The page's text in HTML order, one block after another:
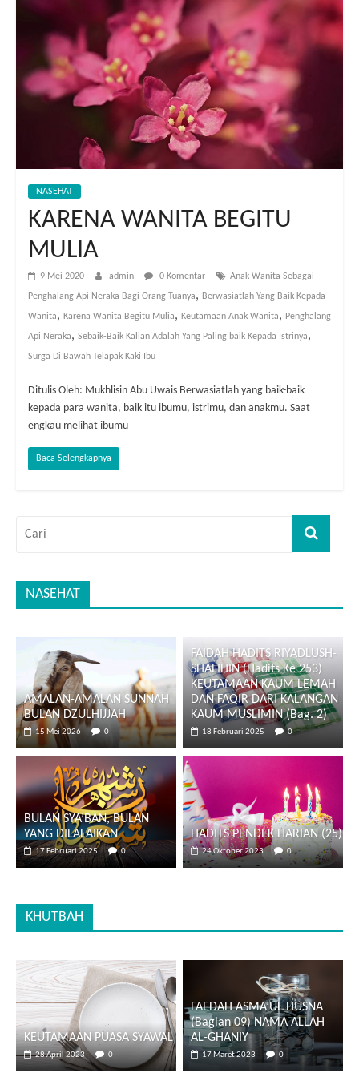
NASEHAT
KARENA WANITA BEGITU
MULIA
9 Mei 2020 admin 0 Komentar Anak Wanita Sebagai
Penghalang Api Neraka Bagi Orang Tuanya, Berwasiatlah Yang Baik Kepada
Wanita, Karena Wanita Begitu Mulia, Keutamaan Anak Wanita, Penghalang
Api Neraka, Sebaik-Baik Kalian Adalah Yang Paling baik Kepada Istrinya,
Surga Di Bawah Telapak Kaki Ibu
Ditulis Oleh: Mukhlisin Abu Uwais Berwasiatlah yang baik-baik
kepada para wanita, baik itu ibumu, istrimu, dan anakmu. Saat
engkau melihat ibumu
Baca Selengkapnya
NASEHAT
AMALAN-AMALAN SUNNAH
BULAN DZULHIJJAH
15 Mei 2026 0
FAIDAH HADITS RIYADLUSH-
SHALIHIN (Hadits Ke 253)
KEUTAMAAN KAUM LEMAH
DAN FAQIR DARI KALANGAN
KAUM MUSLIMIN (Bag. 2)
18 Februari 2025 0
BULAN SYA’BAN, BULAN
YANG DILALAIKAN
17 Februari 2025 0
HADITS PENDEK HARIAN (25)
24 Oktober 2023 0
KHUTBAH
KEUTAMAAN PUASA SYAWAL
28 April 2023 0
FAEDAH ASMA’UL HUSNA
(Bagian 09) NAMA ALLAH
AL-GHANIY
17 Maret 2023 0